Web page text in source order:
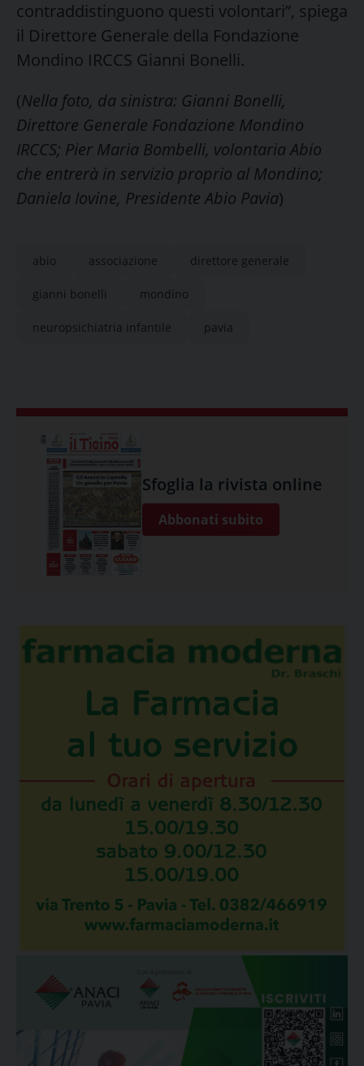
contraddistinguono questi volontari”, spiega
il Direttore Generale della Fondazione
Mondino IRCCS Gianni Bonelli.
(Nella foto, da sinistra: Gianni Bonelli,
Direttore Generale Fondazione Mondino
IRCCS; Pier Maria Bombelli, volontaria Abio
che entrerà in servizio proprio al Mondino;
Daniela Iovine, Presidente Abio Pavia)
abio associazione direttore generale
gianni bonelli mondino
neuropsichiatria infantile pavia
Sfoglia la rivista online
Abbonati subito